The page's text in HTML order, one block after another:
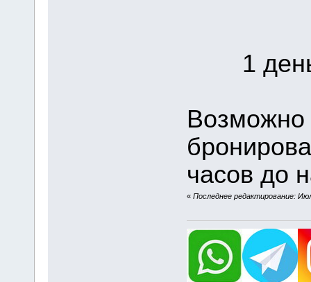
1 день
Возможно
часов до
« Последнее редактирование: